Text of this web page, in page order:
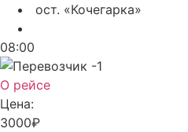
ост. «Кочегарка»
08:00
О рейсе
Цена:
3000₽